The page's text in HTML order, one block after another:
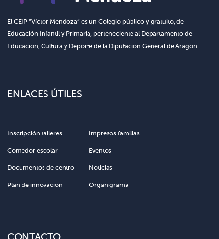
El CEIP “Víctor Mendoza” es un Colegio público y gratuito, de
Educación Infantil y Primaria, perteneciente al Departamento de
Educación, Cultura y Deporte de la Diputación General de Aragón.
ENLACES ÚTILES
Inscripción talleres Impresos familias
Comedor escolar Eventos
Documentos de centro Noticias
Plan de innovación Organigrama
CONTACTO